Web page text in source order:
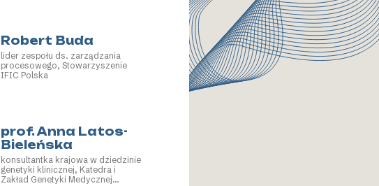
Robert Buda
lider zespołu ds. zarządzania
procesowego, Stowarzyszenie
IFIC Polska
prof. Anna Latos-
Bieleńska
konsultantka krajowa w dziedzinie
genetyki klinicznej, Katedra i
Zakład Genetyki Medycznej